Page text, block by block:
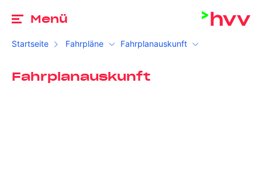
Menü
Startseite Fahrpläne Fahrplanauskunft
Fahrplanauskunft